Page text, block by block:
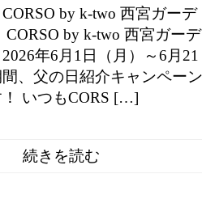
by k-two 西宮ガーデ
CORSO by k-two 西宮ガーデ
年6月1日（月）～6月21
、父の日紹介キャンペーン
いつもCORS […]